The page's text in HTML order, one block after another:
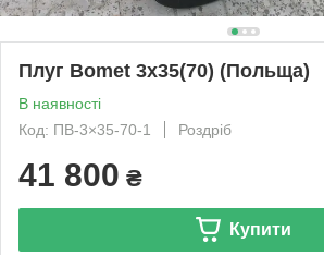
Плуг Bomet 3х35(70) (Польща)
В наявності
Код: ПB-3×35-70-1
Роздріб
41 800 ₴
Купити